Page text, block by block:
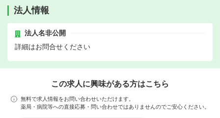
法人情報
法人名非公開
詳細はお問合せください
この求人に興味がある方はこちら
無料で求人情報をお問い合わせいただけます。
薬局・病院等への直接応募・問い合わせではありませんのでご安心ください。